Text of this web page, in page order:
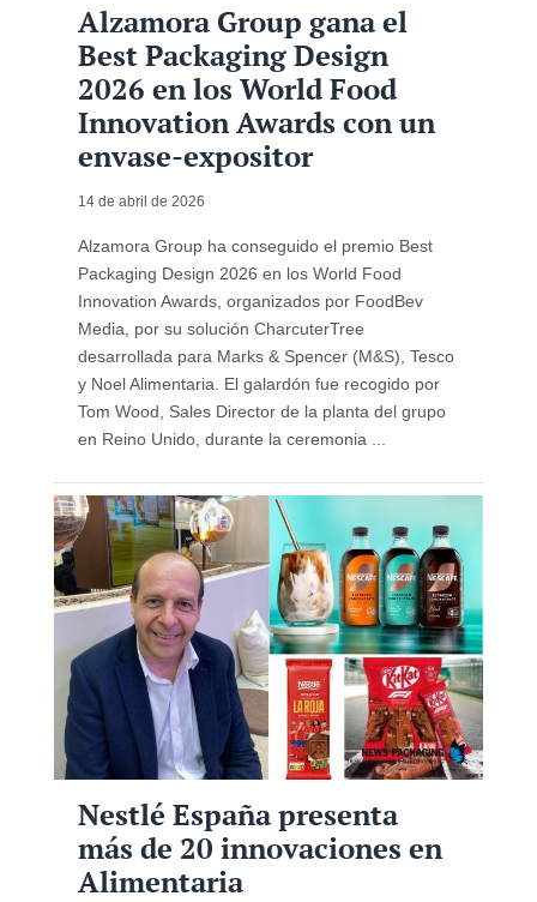
Alzamora Group gana el
Best Packaging Design
2026 en los World Food
Innovation Awards con un
envase-expositor
14 de abril de 2026
Alzamora Group ha conseguido el premio Best
Packaging Design 2026 en los World Food
Innovation Awards, organizados por FoodBev
Media, por su solución CharcuterTree
desarrollada para Marks & Spencer (M&S), Tesco
y Noel Alimentaria. El galardón fue recogido por
Tom Wood, Sales Director de la planta del grupo
en Reino Unido, durante la ceremonia ...
Nestlé España presenta
más de 20 innovaciones en
Alimentaria